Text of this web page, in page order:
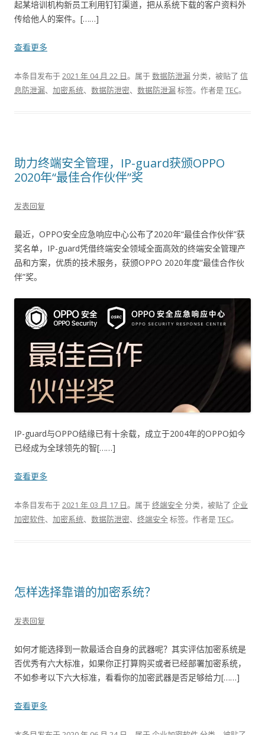
起某培训机构新员工利用钉钉渠道，把从系统下载的客户资料外
传给他人的案件。[……]
查看更多
本条目发布于2021 年 04 月 22 日。属于数据防泄漏分类，被贴了 信
息防泄漏、 加密系统、 数据防泄密、 数据防泄漏标签。 作者是TEC。
助力终端安全管理，IP-guard获颁OPPO
2020年“最佳合作伙伴”奖
发表回复
最近，OPPO安全应急响应中心公布了2020年“最佳合作伙伴”获
奖名单，IP-guard凭借终端安全领域全面高效的终端安全管理产
品和方案，优质的技术服务，获颁OPPO 2020年度“最佳合作伙
伴”奖。
IP-guard与OPPO结缘已有十余载，成立于2004年的OPPO如今
已经成为全球领先的智[……]
查看更多
本条目发布于2021 年 03 月 17 日。属于终端安全分类，被贴了 企业
加密软件、 加密系统、 数据防泄密、 终端安全标签。 作者是TEC。
怎样选择靠谱的加密系统？
发表回复
如何才能选择到一款最适合自身的武器呢？其实评估加密系统是
否优秀有六大标准，如果你正打算购买或者已经部署加密系统，
不如参考以下六大标准，看看你的加密武器是否足够给力[……]
查看更多